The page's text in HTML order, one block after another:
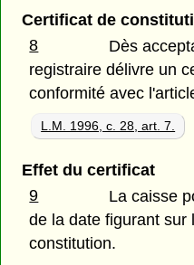
Certificat de
8
Dès
registraire délivre un
conformité avec
L.M. 1996, c. 28, art. 7.
Effet du certificat
9
La caisse
de la date figurant sur
constitution.